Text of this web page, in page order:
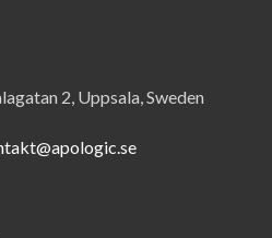
2, Uppsala, Sweden